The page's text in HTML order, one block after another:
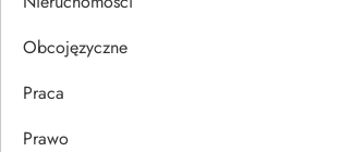
u
Obcojęzyczne
Praca
Prawo